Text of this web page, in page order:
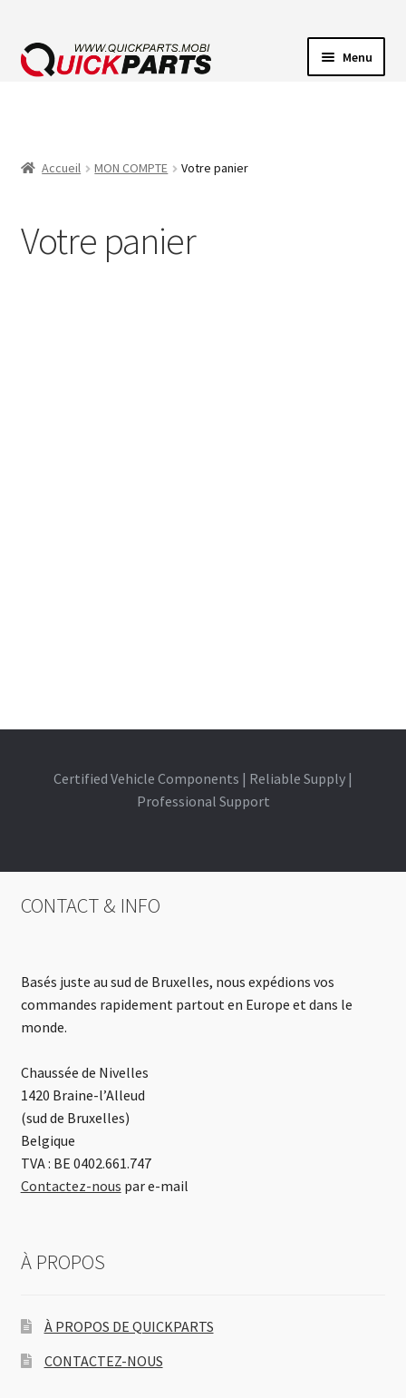
Menu
AVERTISSEUR SONORE
Accueil MON COMPTE Votre panier
Votre panier
Certified Vehicle Components | Reliable Supply |
Professional Support
CONTACT & INFO
Basés juste au sud de Bruxelles, nous expédions vos
commandes rapidement partout en Europe et dans le
monde.
Chaussée de Nivelles
1420 Braine-l’Alleud
(sud de Bruxelles)
Belgique
TVA : BE 0402.661.747
Contactez-nous par e-mail
À PROPOS
À PROPOS DE QUICKPARTS
CONTACTEZ-NOUS